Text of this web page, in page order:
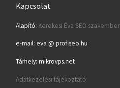
Kapcsolat
Alapító: Kerekesi Éva SEO szakember
e-mail: eva @ profiseo.hu
Tárhely: mikrovps.net
Adatkezelési tájékoztató